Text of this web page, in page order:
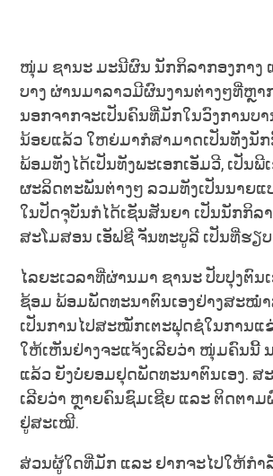
ໜຸ່ມ ຊານະ ມະນີຜົນ ນັກກິລາກອງກາງ
ບາງ ຜ່ານມາລາວມີຜົນງານຕ່າງໆທີ່ຫຼາ
ນອກຈາກຈະເປັນຄົນທີ່ມັກໃນວົງການບາ
ນ້ອຍແລ້ວ ໃຫຍ່ມາກໍສາມາດເປັນທັງນັກ
ພ້ອມທັງໄດ້ເປັນທັງພະເອກເອັມວີ, ເປັນພີ
ຜະລິດຕະພັນຕ່າງໆ ລວມທັງເປັນນາຍ
ໃນປັດຈຸບັນກໍໄດ້ເຊັນສັນຍາ ເປັນນັກກິລ
ສະໂມສອນ ເອັຟຊີ ຈັນທະບູລີ ເປັນທີ່ຮຽ
ໄລຍະເວລາທີ່ຜ່ານມາ ຊານະ ປັບປຸງຕົນ
ຊ້ອມ ພ້ອມພັດທະນາຕົນເອງຢ່າງສະໝໍ່
ເປັນການໄປສະໝັກເຕະຟຸດຊໍໃນການແ
ໃຫ້ເຫັນຢ່າງຈະແຈ້ງເລີຍວ່າ ໜຸ່ມຄົນນີ້
ແລ້ວ ຍັງບໍ່ຍອມຢຸດພັດທະນາຕົນເອງ. ສ
ເລີຍວ່າ ຫຼາຍຄົນຊົມເຊີຍ ແລະ ຕິດຕາມ
ຢູ່ສະເໝີ.
ສ່ວນຜູ້ໃດທີ່ມັກ ແລະ ຢາກຈະໄປໃຫ້ກຳ